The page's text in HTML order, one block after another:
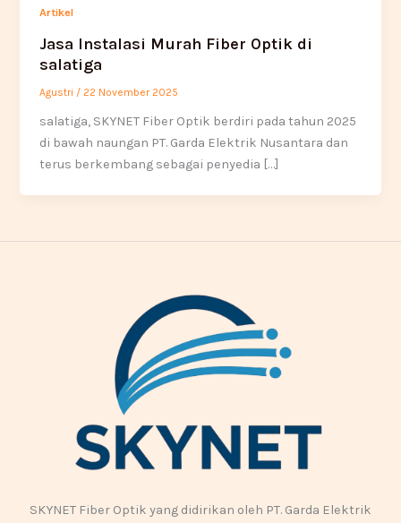
Artikel
Jasa Instalasi Murah Fiber Optik di
salatiga
Agustri / 22 November 2025
salatiga, SKYNET Fiber Optik berdiri pada tahun 2025
di bawah naungan PT. Garda Elektrik Nusantara dan
terus berkembang sebagai penyedia […]
SKYNET Fiber Optik yang didirikan oleh PT. Garda Elektrik